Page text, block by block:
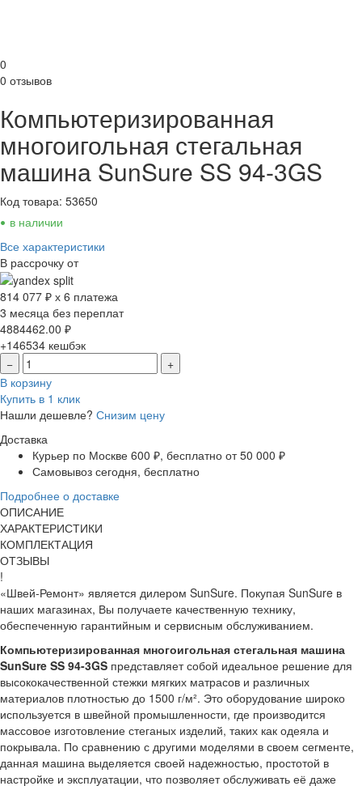
0
0 отзывов
Компьютеризированная
многоигольная стегальная
машина SunSure SS 94-3GS
Код товара: 53650
• в наличии
Все характеристики
В рассрочку от
814 077 ₽ х 6 платежа
3 месяца без переплат
4884462.00 ₽
+146534 кешбэк
−
+
В корзину
Купить в 1 клик
Нашли дешевле? Снизим цену
Доставка
Курьер по Москве 600 ₽, бесплатно от 50 000 ₽
Самовывоз сегодня, бесплатно
Подробнее о доставке
ОПИСАНИЕ
ХАРАКТЕРИСТИКИ
КОМПЛЕКТАЦИЯ
ОТЗЫВЫ
!
«Швей-Ремонт» является дилером SunSure. Покупая SunSure в
наших магазинах, Вы получаете качественную технику,
обеспеченную гарантийным и сервисным обслуживанием.
Компьютеризированная многоигольная стегальная машина
SunSure SS 94-3GS представляет собой идеальное решение для
высококачественной стежки мягких матрасов и различных
материалов плотностью до 1500 г/м². Это оборудование широко
используется в швейной промышленности, где производится
массовое изготовление стеганых изделий, таких как одеяла и
покрывала. По сравнению с другими моделями в своем сегменте,
данная машина выделяется своей надежностью, простотой в
настройке и эксплуатации, что позволяет обслуживать её даже